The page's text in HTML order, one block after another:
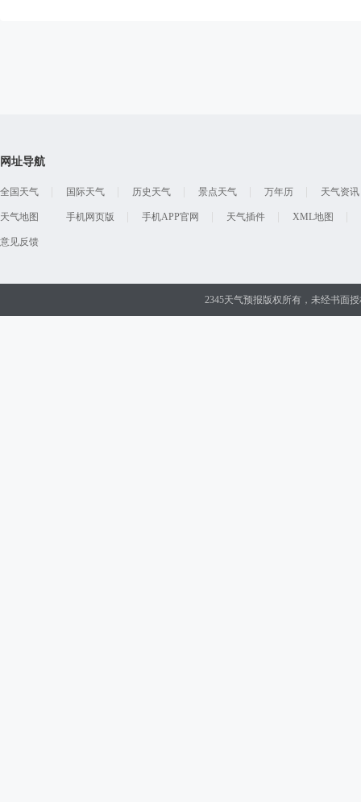
网址导航
全国天气 国际天气 历史天气 景点天气 万年历 天气资讯
天气地图 手机网页版 手机APP官网 天气插件 XML地图
意见反馈
2345天气预报版权所有，未经书面